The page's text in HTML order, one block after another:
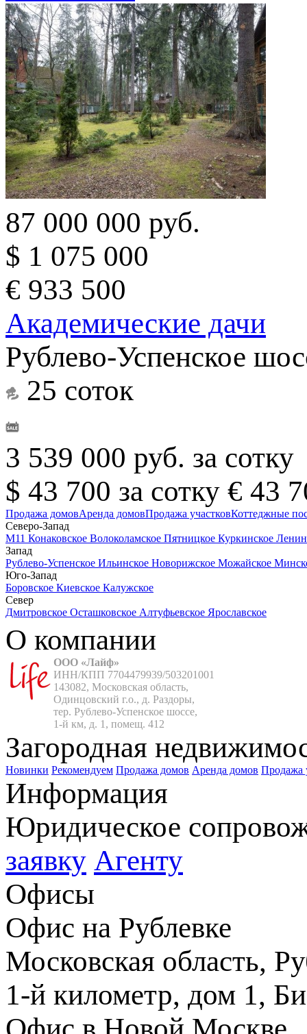
87 000 000 руб.
$ 1 075 000
€ 933 500
Академические дачи
Рублево-Успенское
25 соток
3 539 000 руб. за сотку
$ 43 700 за сотку € 43
Продажа домовАренда домовПродажа участковКоттеджные
Северо-Запад
М11 Конаковское Волоколамское Пятницкое Куркинское
Запад
Рублево-Успенское Ильинское Новорижское Можайское
Юго-Запад
Боровское Киевское Калужское
Север
Дмитровское Осташковское Алтуфьевское Ярославское
О компании
ООО «Лайф»
ИНН/КПП 7704479939/503201001
143082, Московская область,
Одинцовский г.о., д. Раздоры,
тер. Рублево-Успенское шоссе,
1-й км, д. 1, помещ. 412
Загородная
Новинки Рекомендуем Продажа домов Аренда домов Продажа
Информация
Юридическое
заявку Агенту
Офисы
Офис на Рублевке
Московская область,
1-й километр, дом 1,